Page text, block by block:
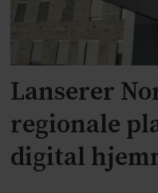
Lanserer
regionale
digital